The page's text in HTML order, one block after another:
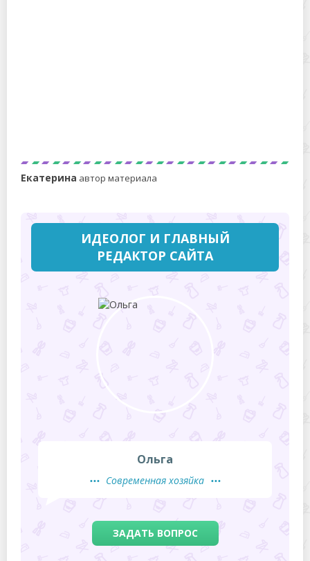
Екатерина автор материала
ИДЕОЛОГ И ГЛАВНЫЙ
РЕДАКТОР САЙТА
Ольга
Современная хозяйка
ЗАДАТЬ ВОПРОС